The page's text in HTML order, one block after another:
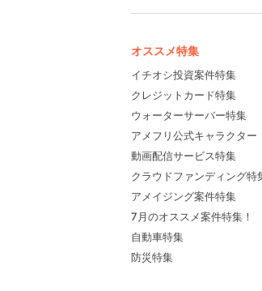
オススメ特集
イチオシ投資案件特集
クレジットカード特集
ウォーターサーバー特集
アメフリ公式キャラクター
動画配信サービス特集
クラウドファンディング特
アメイジング案件特集
7月のオススメ案件特集！
自動車特集
防災特集